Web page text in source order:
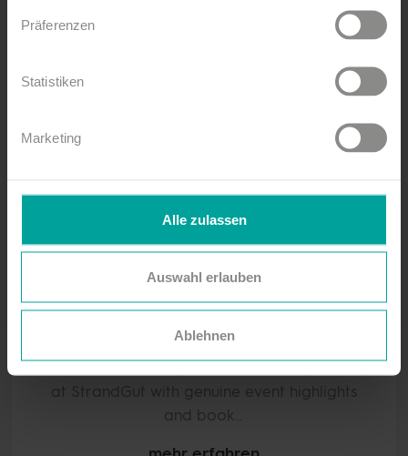
Präferenzen
Statistiken
Marketing
Alle zulassen
Auswahl erlauben
Ablehnen
Specials & packages
at StrandGut with genuine event highlights
and book…